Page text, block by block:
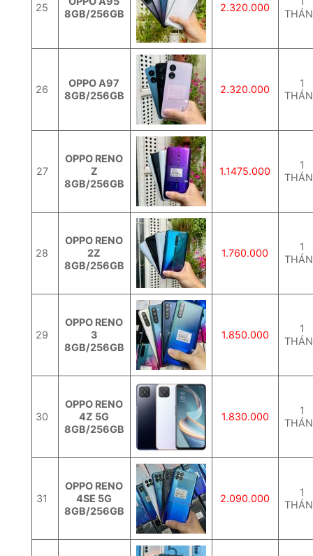
25
8GB/256GB
2.320.000
26
OPPO A97
8GB/256GB
2.320.000
1
27
OPPO RENO
Z
8GB/256GB
1.1475.000
1
28
OPPO RENO
2Z
8GB/256GB
1.760.000
1
29
OPPO RENO
3
8GB/256GB
1.850.000
1
30
OPPO RENO
4Z 5G
8GB/256GB
1.830.000
1
31
OPPO RENO
4SE 5G
8GB/256GB
2.090.000
1